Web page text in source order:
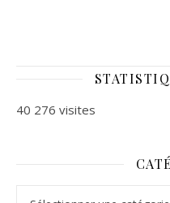
40 276 visites